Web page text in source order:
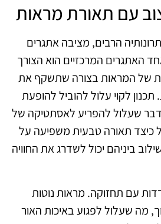
עם תאורת מראות
הרבים, מציבה אתגרים
האתגרים המרכזיים הוא הצורך
של המראות בצורה שתשקף את
לקוי עלול להוביל להופעת
דבר שעלול להפריע לאסתטיקה של
כיצד תאורה טבעית משפיעה על
ביניהם יכול לשדרג את החוויה
עם תחזוקה. מראות נוטות
מה שעלול לפגוע באיכות האור